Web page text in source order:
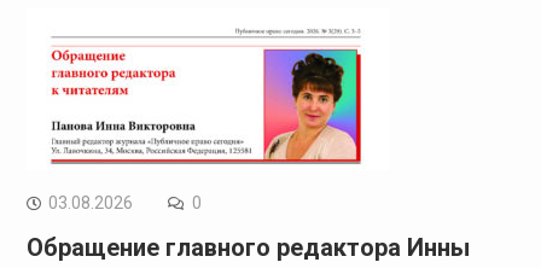
03.08.2026 0
Обращение главного редактора Инны